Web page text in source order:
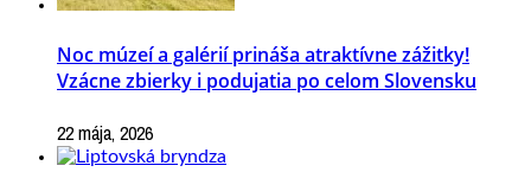
Noc múzeí a galérií prináša atraktívne zážitky!
Vzácne zbierky i podujatia po celom Slovensku
22 mája, 2026